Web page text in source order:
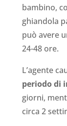
bambino,
ghiandola
può avere
24-48 ore.
L’agente
periodo di
giorni,
circa 2